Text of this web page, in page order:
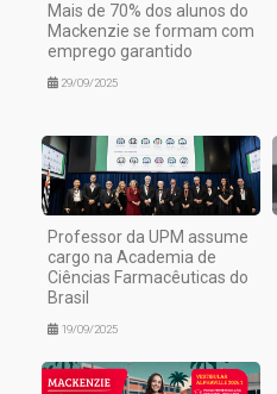
Mais de 70% dos alunos do
Mackenzie se formam com
emprego garantido
29/09/2025
Professor da UPM assume
cargo na Academia de
Ciências Farmacêuticas do
Brasil
19/09/2025